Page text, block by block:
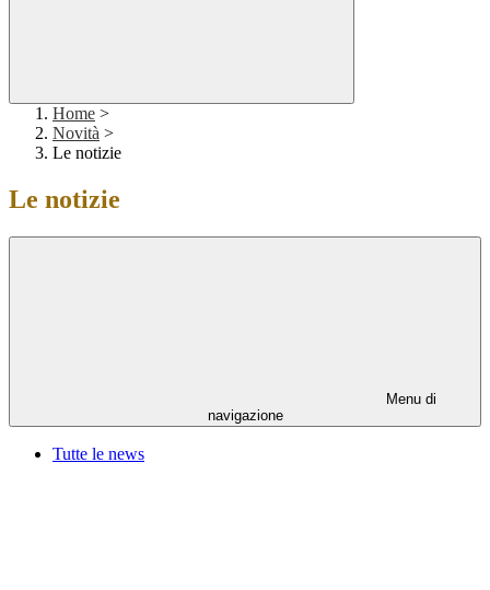
Home >
Novità >
Le notizie
Le notizie
Menu di
navigazione
Tutte le news